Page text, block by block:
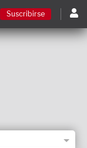
Suscribirse